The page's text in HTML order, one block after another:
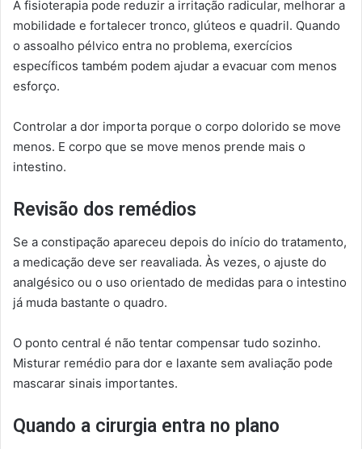
A fisioterapia pode reduzir a irritação radicular, melhorar a
mobilidade e fortalecer tronco, glúteos e quadril. Quando
o assoalho pélvico entra no problema, exercícios
específicos também podem ajudar a evacuar com menos
esforço.
Controlar a dor importa porque o corpo dolorido se move
menos. E corpo que se move menos prende mais o
intestino.
Revisão dos remédios
Se a constipação apareceu depois do início do tratamento,
a medicação deve ser reavaliada. Às vezes, o ajuste do
analgésico ou o uso orientado de medidas para o intestino
já muda bastante o quadro.
O ponto central é não tentar compensar tudo sozinho.
Misturar remédio para dor e laxante sem avaliação pode
mascarar sinais importantes.
Quando a cirurgia entra no plano